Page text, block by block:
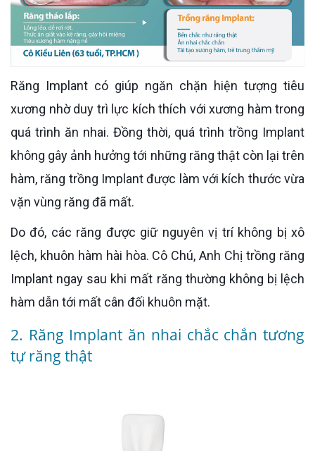
Răng Implant có giúp ngăn chặn hiện tượng tiêu
xương nhờ duy trì lực kích thích với xương hàm trong
quá trình ăn nhai. Đồng thời, quá trình trồng Implant
không gây ảnh hưởng tới những răng thật còn lại trên
hàm, răng trồng Implant được làm với kích thước vừa
vặn vùng răng đã mất.
Do đó, các răng được giữ nguyên vị trí không bị xô
lệch, khuôn hàm hài hòa. Cô Chú, Anh Chị trồng răng
Implant ngay sau khi mất răng thường không bị lệch
hàm dẫn tới mất cân đối khuôn mặt.
2. Răng Implant ăn nhai chắc chắn tương
tự răng thật